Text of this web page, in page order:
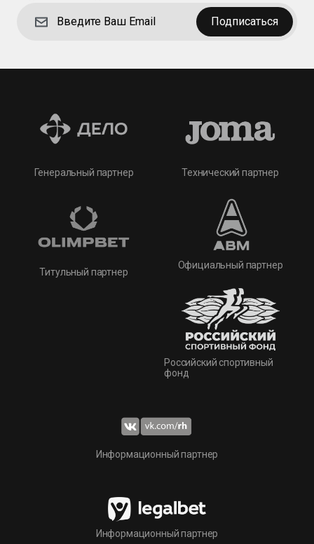
Подписаться
Генеральный партнер
Титульный партнер
Технический партнер
Официальный партнер
Российский спортивный
фонд
Информационный партнер
Информационный партнер